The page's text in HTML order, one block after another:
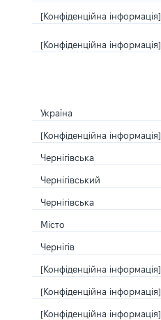
[Конфіденційна інформація]
[Конфіденційна інформація]
Україна
[Конфіденційна інформація]
Чернігівська
Чернігівський
Чернігівська
Місто
Чернігів
[Конфіденційна інформація]
[Конфіденційна інформація]
[Конфіденційна інформація]